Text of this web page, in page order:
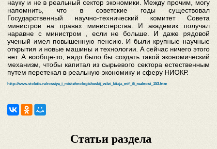
науку и не в реальный сектор экономики. Между прочим, могу
напомнить, что в советские годы существовал
Государственный научно-технический комитет Совета
министров на правах министерства. И академик получал
наравне с министром , если не больше. И даже рядовой
ученый имел повышенную пенсию. И были крупные научные
открытия и новые машины и технологии. А сейчас ничего этого
нет. А вообще-то, надо было бы создать такой экономический
механизм, чтобы капитал из сырьевого сектора естественным
путем перетекал в реальную экономику и сферу НИОКР.
http://www.stoletie.ru/rossiya_i_mir/tehnologicheskij_vzlet_kitaja_mif_ili_realnost_153.htm
Статьи раздела